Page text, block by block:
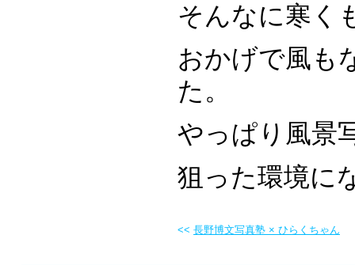
そんなに寒く
おかげで風も
た。
やっぱり風景
狙った環境に
<< 長野博文写真塾 × ひらくちゃん